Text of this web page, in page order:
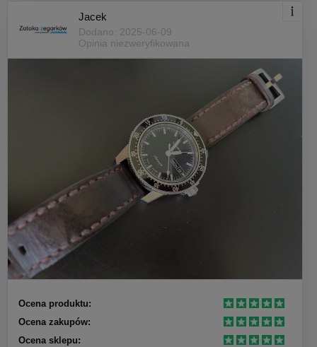
Jacek
Dodano: 2025-06-09
Opinia niezweryfikowana
Ocena produktu:
Ocena zakupów:
Ocena sklepu: